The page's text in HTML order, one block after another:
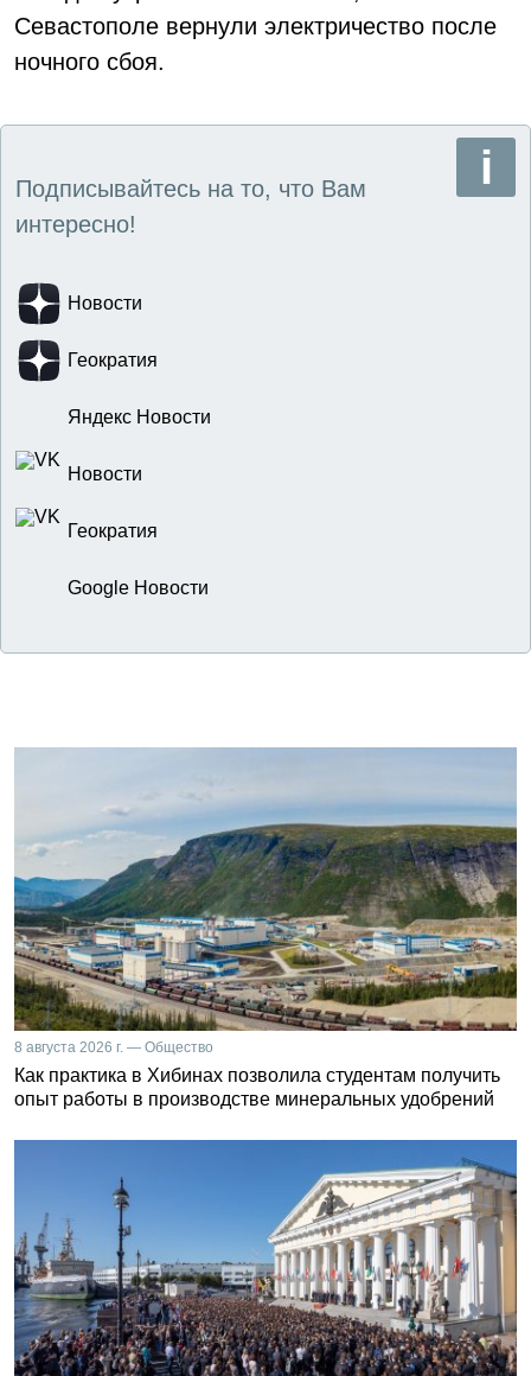
Севастополе вернули электричество после
ночного сбоя.
Подписывайтесь на то, что Вам
интересно!
Новости
Геократия
Яндекс Новости
Новости
Геократия
Google Новости
8 августа 2026 г. — Общество
Как практика в Хибинах позволила студентам получить
опыт работы в производстве минеральных удобрений